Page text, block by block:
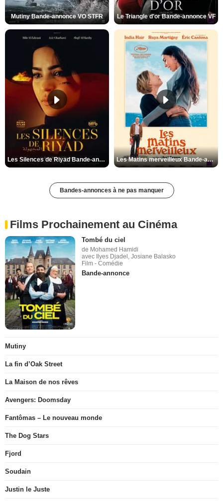
Mutiny Bande-annonce VO STFR Le Triangle d'or Bande-annonce VF
Les Silences de Riyad Bande-annonce VO STFR Les Matins merveilleux Bande-annonce VF
Bandes-annonces à ne pas manquer
Films Prochainement au Cinéma
Tombé du ciel
de Mohamed Hamidi
avec Ilyes Djadel, Josiane Balasko
Film - Comédie
Bande-annonce
Mutiny
La fin d’Oak Street
La Maison de nos rêves
Avengers: Doomsday
Fantômas – Le nouveau monde
The Dog Stars
Fjord
Soudain
Justin le Juste